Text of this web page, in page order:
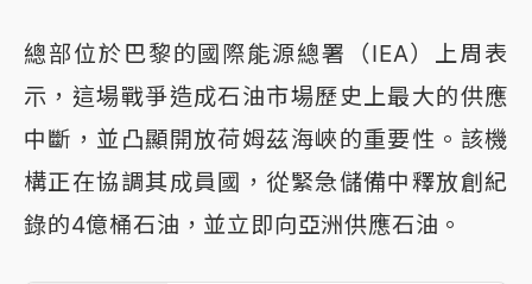
總部位於巴黎的國際能源總署（IEA）上周表
示，這場戰爭造成石油市場歷史上最大的供應
中斷，並凸顯開放荷姆茲海峽的重要性。該機
構正在協調其成員國，從緊急儲備中釋放創紀
錄的4億桶石油，並立即向亞洲供應石油。